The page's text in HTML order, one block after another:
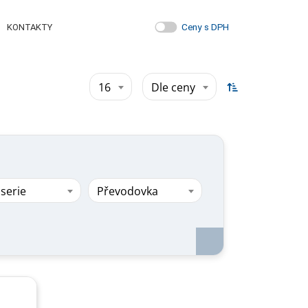
KONTAKTY Ceny s DPH
16 Dle ceny
Převodovka